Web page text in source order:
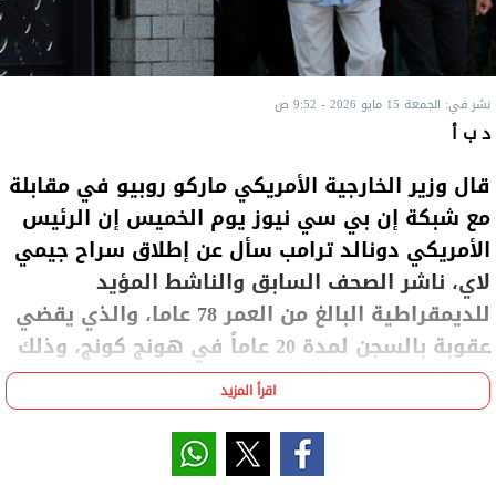
نشر في: الجمعة 15 مايو 2026 - 9:52 ص
د ب أ
قال وزير الخارجية الأمريكي ماركو روبيو في مقابلة
مع شبكة إن بي سي نيوز يوم الخميس إن الرئيس
الأمريكي دونالد ترامب سأل عن إطلاق سراح جيمي
لاي، ناشر الصحف السابق والناشط المؤيد
للديمقراطية البالغ من العمر 78 عاما، والذي يقضي
عقوبة بالسجن لمدة 20 عاماً في هونج كونج، وذلك
خلال اجتماعه مع الرئيس الصيني شي جين بينج .
وقال روبيو: "نود أن نراه مطلق السراح، وسنكون منفتحين
على أي ترتيب يناسبهم طالما منح حريته".
اقرأ المزيد